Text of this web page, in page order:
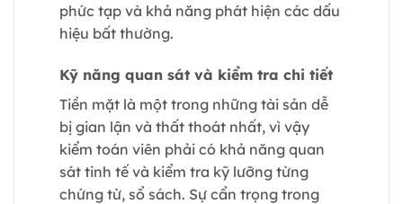
phức tạp và khả năng phát hiện các dấu
hiệu bất thường.
Kỹ năng quan sát và kiểm tra chi tiết
Tiền mặt là một trong những tài sản dễ
bị gian lận và thất thoát nhất, vì vậy
kiểm toán viên phải có khả năng quan
sát tinh tế và kiểm tra kỹ lưỡng từng
chứng từ, sổ sách. Sự cẩn trọng trong